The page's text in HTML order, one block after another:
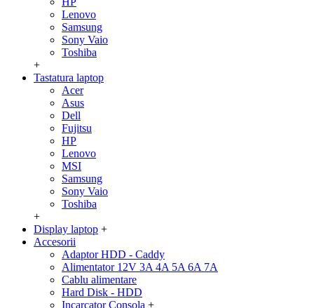
Lenovo
Samsung
Sony Vaio
Toshiba
+
Tastatura laptop
Acer
Asus
Dell
Fujitsu
HP
Lenovo
MSI
Samsung
Sony Vaio
Toshiba
+
Display laptop +
Accesorii
Adaptor HDD - Caddy
Alimentator 12V 3A 4A 5A 6A 7A
Cablu alimentare
Hard Disk - HDD
Incarcator Consola +